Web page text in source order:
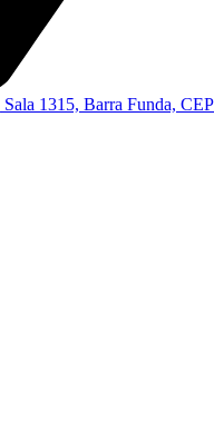
1315, Barra Funda, CEP